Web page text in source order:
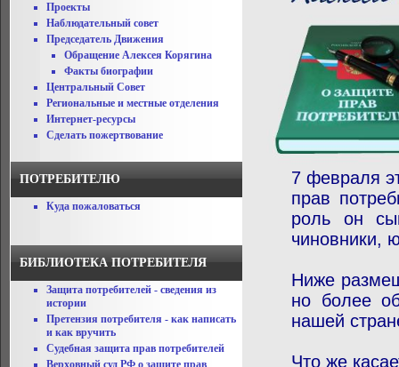
Проекты
Наблюдательный совет
Председатель Движения
Обращение Алексея Корягина
Факты биографии
Центральный Совет
Региональные и местные отделения
Интернет-ресурсы
Сделать пожертвование
ПОТРЕБИТЕЛЮ
Куда пожаловаться
БИБЛИОТЕКА ПОТРЕБИТЕЛЯ
Защита потребителей - сведения из
истории
Претензия потребителя - как написать
и как вручить
Судебная защита прав потребителей
Верховный суд РФ о защите прав
7 февраля
прав
роль он
чиновники,
Ниже
но более
нашей
Что же